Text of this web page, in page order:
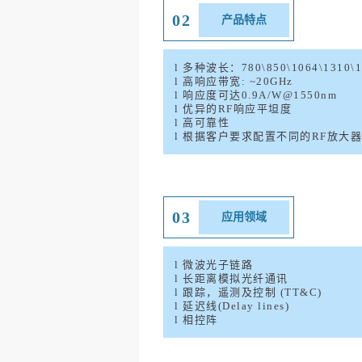
02 产品特点
l 多种波长： 780\850\
l 高响应带宽 : ~20GHz
l 响应度可达0.9A/W@1550nm
l 优异的 RF 响应平坦度
l 高可靠性
l 根据客户要求配置不同的 RF放大器
03 应用领域
l 微波光子链路
l 长距离模拟光纤通讯
l 跟踪，遥测及控制 (TT&C)
l 延迟线(Delay lines)
l 相控阵